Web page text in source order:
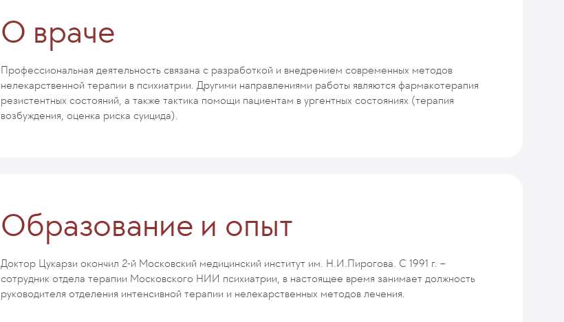
О враче
Профессиональная деятельность связана с разработкой и внедрением современных методов
нелекарственной терапии в психиатрии. Другими направлениями работы являются фармакотерапия
резистентных состояний, а также тактика помощи пациентам в ургентных состояниях (терапия
возбуждения, оценка риска суицида).
Образование и опыт
Доктор Цукарзи окончил 2-й Московский медицинский институт им. Н.И.Пирогова. С 1991 г. –
сотрудник отдела терапии Московского НИИ психиатрии, в настоящее время занимает должность
руководителя отделения интенсивной терапии и нелекарственных методов лечения.